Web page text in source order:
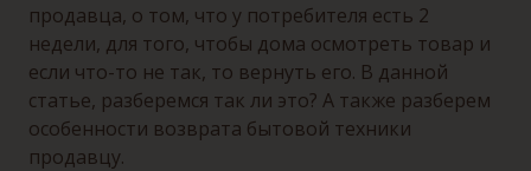
продавца, о том, что у потребителя есть 2
недели, для того, чтобы дома осмотреть товар и
если что-то не так, то вернуть его. В данной
статье, разберемся так ли это? А также разберем
особенности возврата бытовой техники
продавцу.